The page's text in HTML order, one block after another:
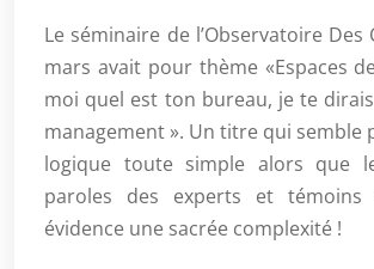
Le séminaire de l’Observatoire Des
mars avait pour thème «Espaces
moi quel est ton bureau, je te
management ». Un titre qui semble
logique toute simple alors que
paroles des experts et
évidence une sacrée complexité !